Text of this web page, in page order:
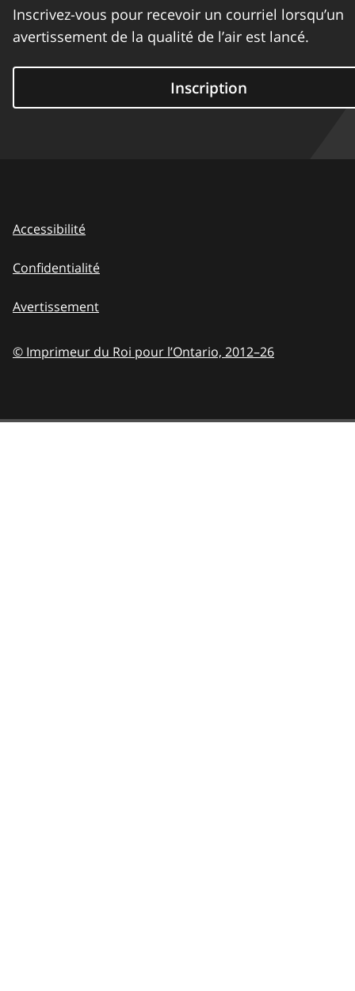
Inscrivez-vous pour recevoir un courriel lorsqu’un
avertissement de la qualité de l’air est lancé.
Inscription
Accessibilité
Confidentialité
Avertissement
© Imprimeur du Roi pour l’Ontario, 2012–26